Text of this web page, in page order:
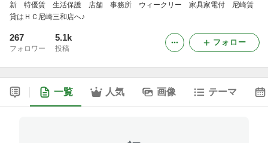
新 特優賃 生活保護 店舗 事務所 ウィークリー 家具家電付 尼崎賃
貸はＨＣ尼崎三和店へ♪
267
フォロワー
5.1k
投稿
フォロー
一覧 人気 画像 テーマ